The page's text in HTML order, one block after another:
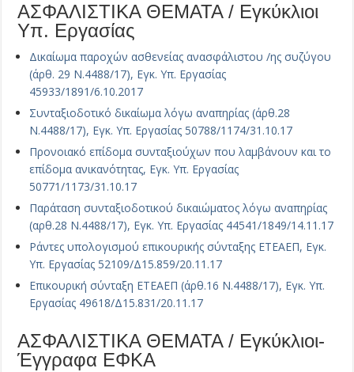
ΑΣΦΑΛΙΣΤΙΚΑ ΘΕΜΑΤΑ / Εγκύκλιοι
Υπ. Εργασίας
Δικαίωμα παροχών ασθενείας ανασφάλιστου /ης συζύγου
(άρθ. 29 Ν.4488/17), Εγκ. Υπ. Εργασίας
45933/1891/6.10.2017
Συνταξιοδοτικό δικαίωμα λόγω αναπηρίας (άρθ.28
Ν.4488/17), Εγκ. Υπ. Εργασίας 50788/1174/31.10.17
Προνοιακό επίδομα συνταξιούχων που λαμβάνουν και το
επίδομα ανικανότητας, Εγκ. Υπ. Εργασίας
50771/1173/31.10.17
Παράταση συνταξιοδοτικού δικαιώματος λόγω αναπηρίας
(αρθ.28 Ν.4488/17), Εγκ. Υπ. Εργασίας 44541/1849/14.11.17
Ράντες υπολογισμού επικουρικής σύνταξης ΕΤΕΑΕΠ, Εγκ.
Υπ. Εργασίας 52109/Δ15.859/20.11.17
Επικουρική σύνταξη ΕΤΕΑΕΠ (άρθ.16 Ν.4488/17), Εγκ. Υπ.
Εργασίας 49618/Δ15.831/20.11.17
ΑΣΦΑΛΙΣΤΙΚΑ ΘΕΜΑΤΑ / Εγκύκλιοι-
Έγγραφα ΕΦΚΑ